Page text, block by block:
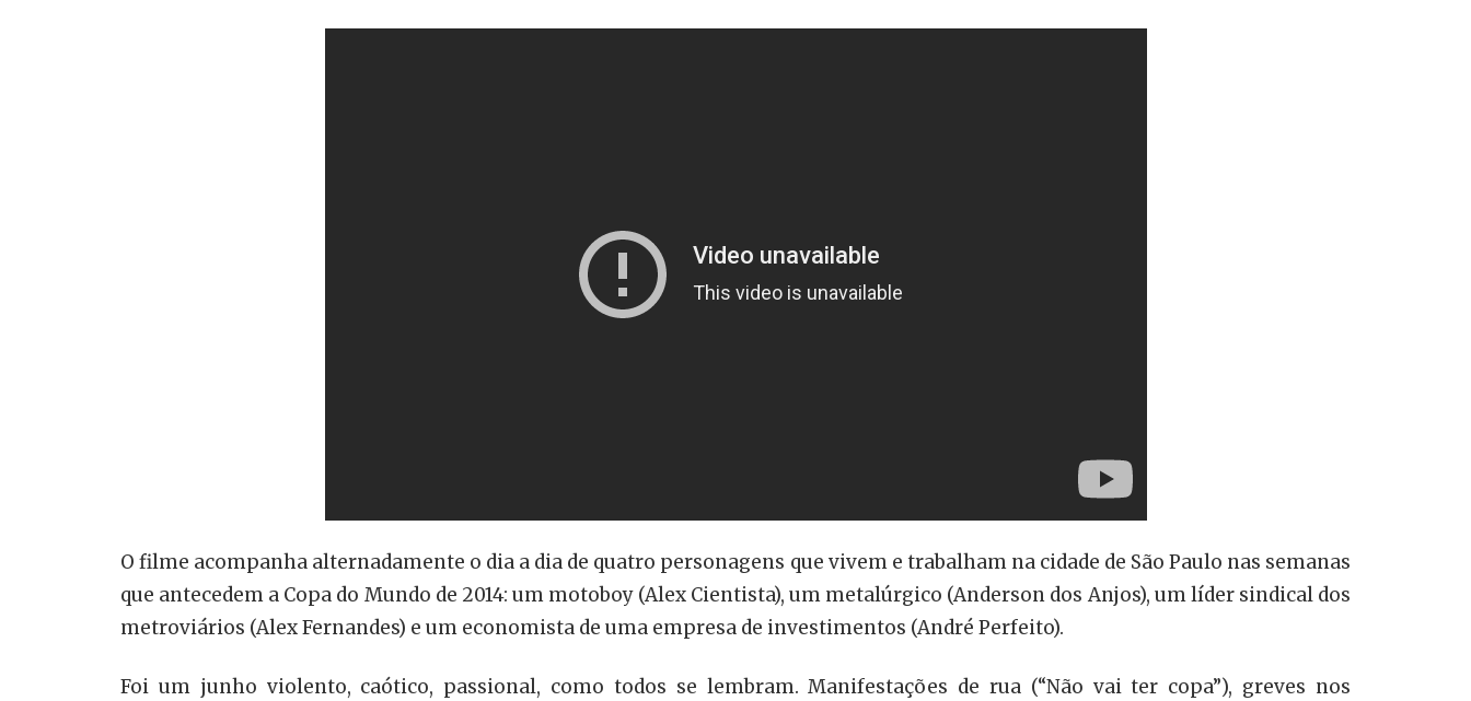
O filme acompanha alternadamente o dia a dia de quatro personagens que vivem e trabalham na cidade de São Paulo nas semanas
que antecedem a Copa do Mundo de 2014: um motoboy (Alex Cientista), um metalúrgico (Anderson dos Anjos), um líder sindical dos
metroviários (Alex Fernandes) e um economista de uma empresa de investimentos (André Perfeito).
Foi um junho violento, caótico, passional, como todos se lembram. Manifestações de rua (“Não vai ter copa”), greves nos